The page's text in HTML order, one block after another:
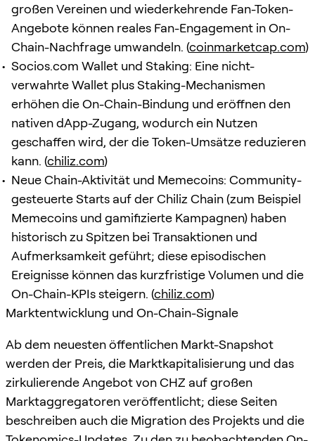
großen Vereinen und wiederkehrende Fan-Token-
Angebote können reales Fan-Engagement in On-
Chain-Nachfrage umwandeln. (coinmarketcap.com)
Socios.com Wallet und Staking: Eine nicht-
verwahrte Wallet plus Staking-Mechanismen
erhöhen die On-Chain-Bindung und eröffnen den
nativen dApp-Zugang, wodurch ein Nutzen
geschaffen wird, der die Token-Umsätze reduzieren
kann. (chiliz.com)
Neue Chain-Aktivität und Memecoins: Community-
gesteuerte Starts auf der Chiliz Chain (zum Beispiel
Memecoins und gamifizierte Kampagnen) haben
historisch zu Spitzen bei Transaktionen und
Aufmerksamkeit geführt; diese episodischen
Ereignisse können das kurzfristige Volumen und die
On-Chain-KPIs steigern. (chiliz.com)
Marktentwicklung und On-Chain-Signale
Ab dem neuesten öffentlichen Markt-Snapshot
werden der Preis, die Marktkapitalisierung und das
zirkulierende Angebot von CHZ auf großen
Marktaggregatoren veröffentlicht; diese Seiten
beschreiben auch die Migration des Projekts und die